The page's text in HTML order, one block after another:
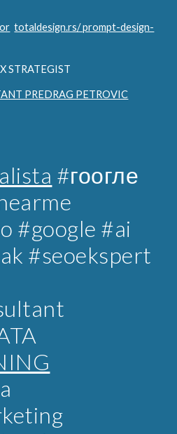
totaldesign.rs/ prompt-design-
STRATEGIST
PREDRAG PETROVIC
#гоогле
#google #ai
#seoekspert